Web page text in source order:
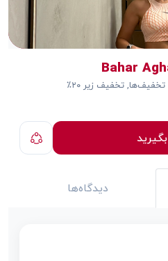
تخفیف زیر ۲۰٪
دیدگاه‌ها